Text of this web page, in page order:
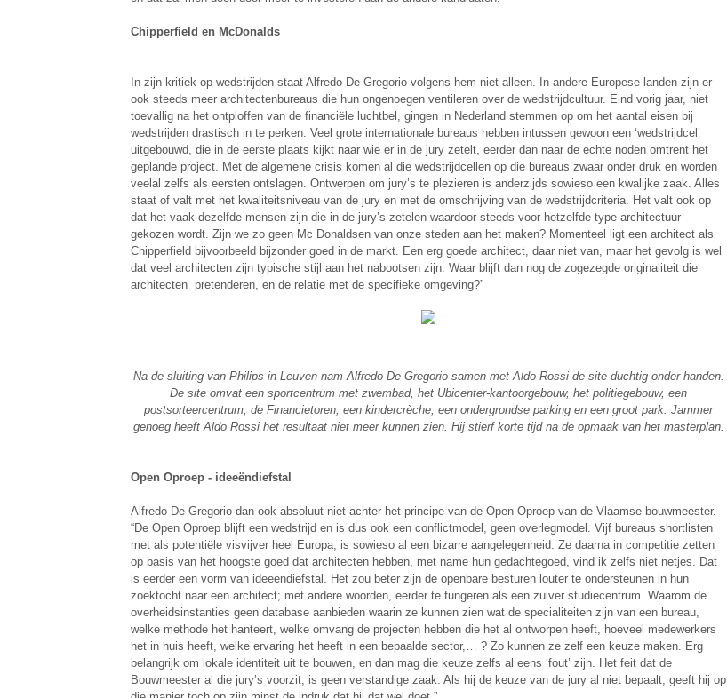
Chipperfield en McDonalds
In zijn kritiek op wedstrijden staat Alfredo De Gregorio volgens hem niet alleen. In andere Europese landen zijn er
ook steeds meer architectenbureaus die hun ongenoegen ventileren over de wedstrijdcultuur. Eind vorig jaar, niet
toevallig na het ontploffen van de financiële luchtbel, gingen in Nederland stemmen op om het aantal eisen bij
wedstrijden drastisch in te perken. Veel grote internationale bureaus hebben intussen gewoon een ‘wedstrijdcel’
uitgebouwd, die in de eerste plaats kijkt naar wie er in de jury zetelt, eerder dan naar de echte noden omtrent het
geplande project. Met de algemene crisis komen al die wedstrijdcellen op die bureaus zwaar onder druk en worden
veelal zelfs als eersten ontslagen. Ontwerpen om jury’s te plezieren is anderzijds sowieso een kwalijke zaak. Alles
staat of valt met het kwaliteitsniveau van de jury en met de omschrijving van de wedstrijdcriteria. Het valt ook op
dat het vaak dezelfde mensen zijn die in de jury’s zetelen waardoor steeds voor hetzelfde type architectuur
gekozen wordt. Zijn we zo geen Mc Donaldsen van onze steden aan het maken? Momenteel ligt een architect als
Chipperfield bijvoorbeeld bijzonder goed in de markt. Een erg goede architect, daar niet van, maar het gevolg is wel
dat veel architecten zijn typische stijl aan het nabootsen zijn. Waar blijft dan nog de zogezegde originaliteit die
architecten pretenderen, en de relatie met de specifieke omgeving?”
Na de sluiting van Philips in Leuven nam Alfredo De Gregorio samen met Aldo Rossi de site duchtig onder handen.
De site omvat een sportcentrum met zwembad, het Ubicenter-kantoorgebouw, het politiegebouw, een
postsorteercentrum, de Financietoren, een kindercrèche, een ondergrondse parking en een groot park. Jammer
genoeg heeft Aldo Rossi het resultaat niet meer kunnen zien. Hij stierf korte tijd na de opmaak van het masterplan.
Open Oproep - ideeëndiefstal
Alfredo De Gregorio dan ook absoluut niet achter het principe van de Open Oproep van de Vlaamse bouwmeester.
“De Open Oproep blijft een wedstrijd en is dus ook een conflictmodel, geen overlegmodel. Vijf bureaus shortlisten
met als potentiële visvijver heel Europa, is sowieso al een bizarre aangelegenheid. Ze daarna in competitie zetten
op basis van het hoogste goed dat architecten hebben, met name hun gedachtegoed, vind ik zelfs niet netjes. Dat
is eerder een vorm van ideeëndiefstal. Het zou beter zijn de openbare besturen louter te ondersteunen in hun
zoektocht naar een architect; met andere woorden, eerder te fungeren als een zuiver studiecentrum. Waarom de
overheidsinstanties geen database aanbieden waarin ze kunnen zien wat de specialiteiten zijn van een bureau,
welke methode het hanteert, welke omvang de projecten hebben die het al ontworpen heeft, hoeveel medewerkers
het in huis heeft, welke ervaring het heeft in een bepaalde sector,… ? Zo kunnen ze zelf een keuze maken. Erg
belangrijk om lokale identiteit uit te bouwen, en dan mag die keuze zelfs al eens ‘fout’ zijn. Het feit dat de
Bouwmeester al die jury’s voorzit, is geen verstandige zaak. Als hij de keuze van de jury al niet bepaalt, geeft hij op